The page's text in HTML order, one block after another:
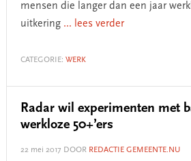
mensen die langer dan een jaar
uitkering ... lees verder
CATEGORIE: WERK
Radar wil experimenten met
werkloze 50+’ers
22 mei 2017 DOOR REDACTIE GEMEENTE.NU